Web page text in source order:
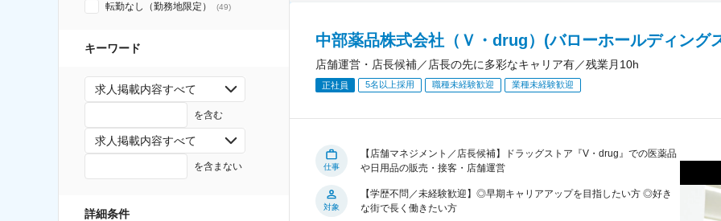
転勤なし（勤務地限定） (49)
キーワード
求人掲載内容すべて
を含む
求人掲載内容すべて
を含まない
詳細条件
中部薬品株式会社（Ｖ・drug）(バローホールディング
店舗運営・店長候補／店長の先に多彩なキャリア有／残業月10h
正社員 5名以上採用 職種未経験歓迎 業種未経験歓迎
仕事
【店舗マネジメント／店長候補】ドラッグストア『V・drug』での医薬品
や日用品の販売・接客・店舗運営
対象
【学歴不問／未経験歓迎】◎早期キャリアアップを目指したい方 ◎好き
な街で長く働きたい方